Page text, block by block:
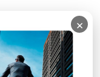
Subscribe
×